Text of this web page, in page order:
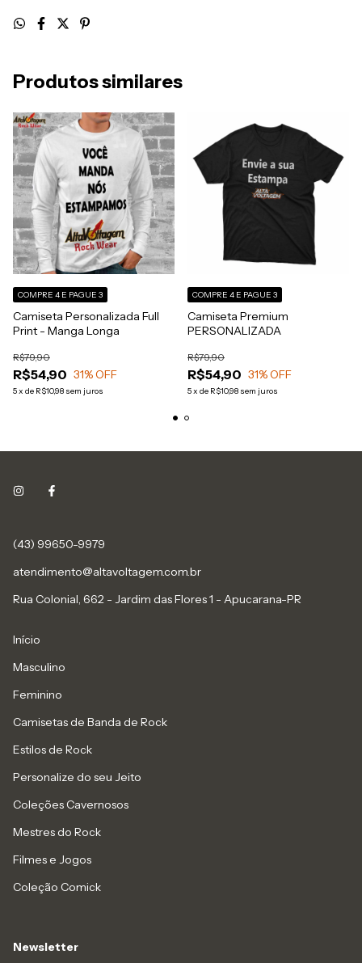
Produtos similares
Camiseta Personalizada Full
Print - Manga Longa
R$54,90
R$79,90
31% OFF
5x de R$10,98 sem juros
COMPRE 4 E PAGUE 3
Camiseta Premium
PERSONALIZADA
R$54,90
R$79,90
31% OFF
5x de R$10,98 sem juros
COMPRE 4 E PAGUE 3
(43) 99650-9979
atendimento@altavoltagem.com.br
Rua Colonial, 662 - Jardim das Flores 1 - Apucarana-PR
Início
Masculino
Feminino
Camisetas de Banda de Rock
Estilos de Rock
Personalize do seu Jeito
Coleções Cavernosos
Mestres do Rock
Filmes e Jogos
Coleção Comick
Newsletter